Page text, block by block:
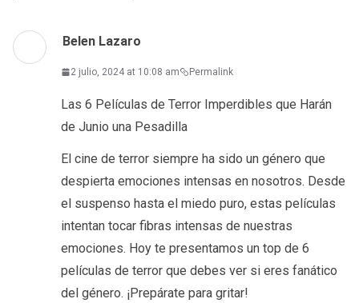
Belen Lazaro
2 julio, 2024 at 10:08 am Permalink
Las 6 Películas de Terror Imperdibles que Harán
de Junio una Pesadilla
El cine de terror siempre ha sido un género que
despierta emociones intensas en nosotros. Desde
el suspenso hasta el miedo puro, estas películas
intentan tocar fibras intensas de nuestras
emociones. Hoy te presentamos un top de 6
películas de terror que debes ver si eres fanático
del género. ¡Prepárate para gritar!